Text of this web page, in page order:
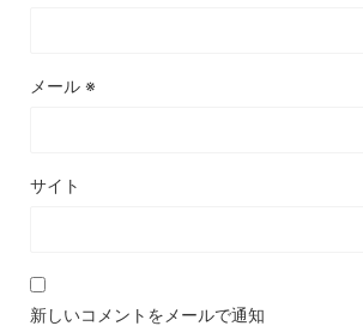
メール ※
サイト
新しいコメントをメールで通知